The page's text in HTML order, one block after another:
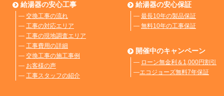
給湯器の安心工事
― 交換工事の流れ
― 工事の対応エリア
― 工事の現地調査エリア
― 工事費用の詳細
― 交換工事の施工事例
― お客様の声
― 工事スタッフの紹介
給湯器の安心保証
― 最長10年の製品保証
― 無料10年の工事保証
開催中のキャンペーン
― ローン無金利＆1,000円割引
―エコジョーズ無料7年保証